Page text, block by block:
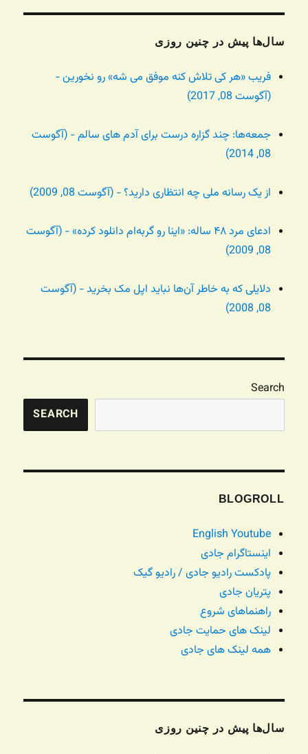
سال‌ها پیش در چنین روزی
فریب «هر کی تلاش کنه موفق می شه» رو نخورین -
(آگوست 08, 2017)
جمعه‌ها: چند گزاره درست برای آدم های سالم - (آگوست
08, 2014)
از یک رسانه ملی چه انتظاری دارید؟ - (آگوست 08, 2009)
ادعای مرد ۴۸ ساله: «اینا رو گربه‌ام دانلود کرده» - (آگوست
08, 2009)
دلایلی که به خاطر آن‌ها نباید اپل مک بخرید - (آگوست
08, 2008)
Search
SEARCH
BLOGROLL
English Youtube
اینستاگرام جادی
پادکست رادیو جادی / رادیو گیک
پتریان جادی
راهنماهای شروع
لینک های حمایت جادی
همه لینک های جادی
سال‌ها پیش در چنین روزی